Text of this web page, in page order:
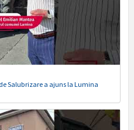
Salubrizare a ajuns la Lumina